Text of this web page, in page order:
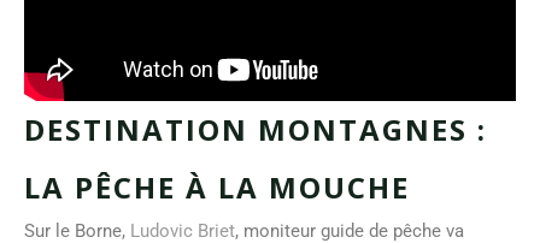
DESTINATION MONTAGNES :
LA PÊCHE À LA MOUCHE
Sur le Borne, Ludovic Briet, moniteur guide de pêche va